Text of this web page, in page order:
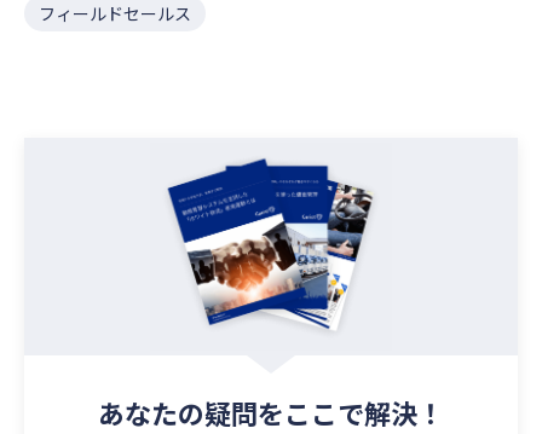
フィールドセールス
あなたの疑問をここで解決！